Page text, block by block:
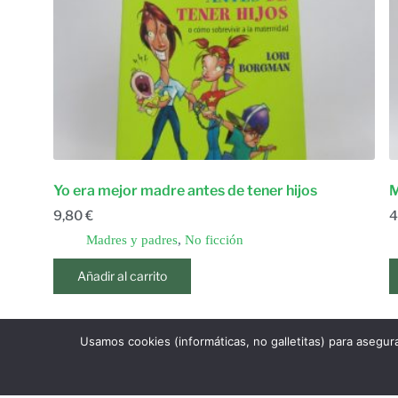
Yo era mejor madre antes de tener hijos
9,80€
Madres y padres, No ficción
Añadir al carrito
Usamos cookies (informáticas, no galletitas) para